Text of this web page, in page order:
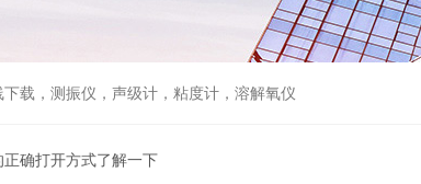
，测振仪，声级计，粘度计，溶解氧仪
确打开方式了解一下